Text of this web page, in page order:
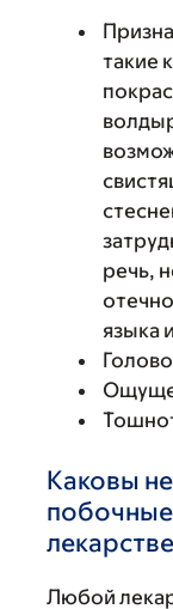
такие
речь,
языка
Каковы
Любой